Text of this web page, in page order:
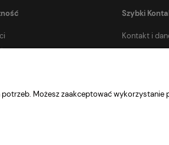
Szybki
Kontakt i
Możesz zaakceptować